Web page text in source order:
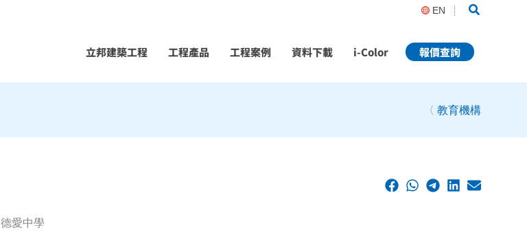
EN Search
立邦建築工程 工程產品 工程案例 資料下載 i-Color 報價查詢
〈 教育機構
德愛中學